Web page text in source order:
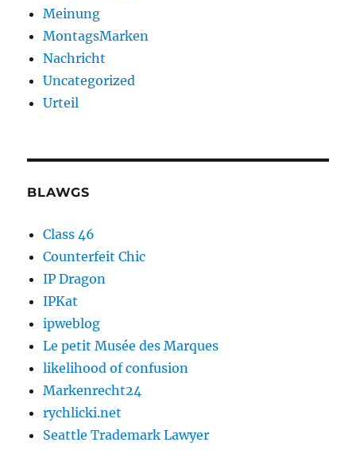
Meinung
MontagsMarken
Nachricht
Uncategorized
Urteil
BLAWGS
Class 46
Counterfeit Chic
IP Dragon
IPKat
ipweblog
Le petit Musée des Marques
likelihood of confusion
Markenrecht24
rychlicki.net
Seattle Trademark Lawyer